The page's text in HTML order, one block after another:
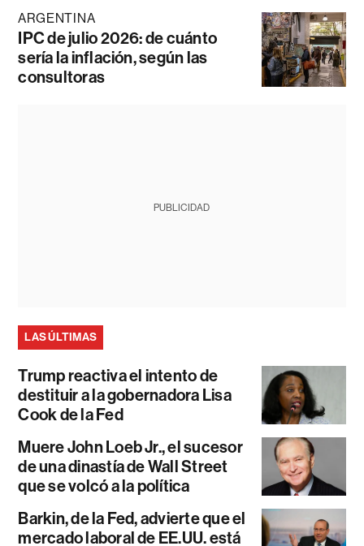
ARGENTINA
IPC de julio 2026: de cuánto
sería la inflación, según las
consultoras
PUBLICIDAD
LAS ÚLTIMAS
Trump reactiva el intento de
destituir a la gobernadora Lisa
Cook de la Fed
Muere John Loeb Jr., el sucesor
de una dinastía de Wall Street
que se volcó a la política
Barkin, de la Fed, advierte que el
mercado laboral de EE.UU. está